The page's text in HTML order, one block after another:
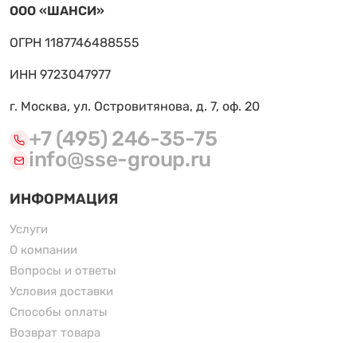
ООО «ШАНСИ»
ОГРН 1187746488555
ИНН 9723047977
г. Москва, ул. Островитянова, д. 7, оф. 20
+7 (495) 246-35-75
info@sse-group.ru
ИНФОРМАЦИЯ
Услуги
О компании
Вопросы и ответы
Условия доставки
Способы оплаты
Возврат товара